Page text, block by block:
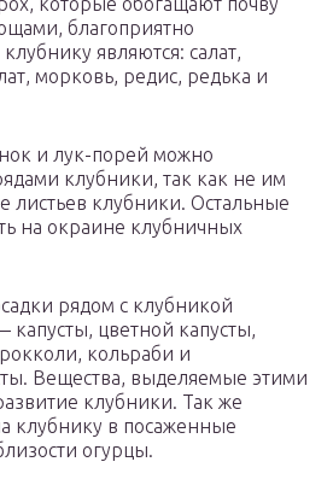
благоприятно
являются: салат,
морковь, редис, редька и
и лук-порей можно
клубники, так как не им
листьев клубники. Остальные
на окраине клубничных
рядом с клубникой​
цветной капусты,
кольраби и
Вещества, выделяемые этими
клубники. Так же
клубнику в посаженные
огурцы.